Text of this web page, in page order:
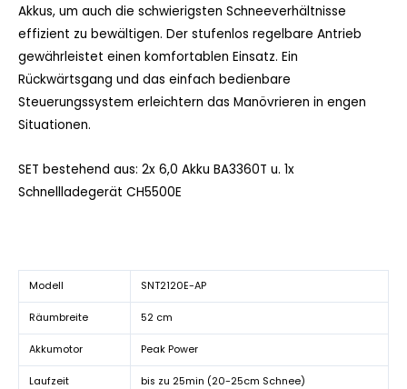
Akkus, um auch die schwierigsten Schneeverhältnisse
effizient zu bewältigen. Der stufenlos regelbare Antrieb
gewährleistet einen komfortablen Einsatz. Ein
Rückwärtsgang und das einfach bedienbare
Steuerungssystem erleichtern das Manövrieren in engen
Situationen.
SET bestehend aus: 2x 6,0 Akku BA3360T u. 1x
Schnellladegerät CH5500E
Modell SNT2120E-AP
Räumbreite 52 cm
Akkumotor Peak Power
Laufzeit bis zu 25min (20-25cm Schnee)